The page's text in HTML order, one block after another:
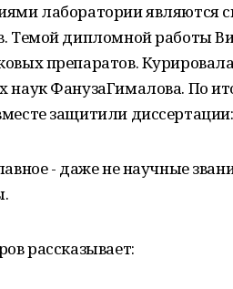
лаборатории являются
Темой дипломной работы
препаратов.
наук ФанузаГималова. По
защитили
- даже не научные
рассказывает: